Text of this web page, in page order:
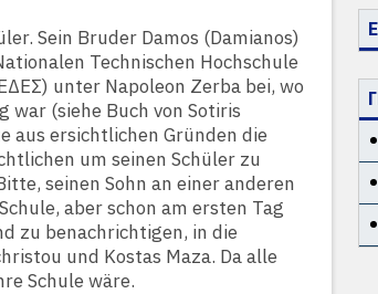
Sein Bruder Damos (Damianos)
Technischen Hochschule
unter Napoleon Zerba bei, wo
war (siehe Buch von Sotiris
aus ersichtlichen Gründen die
um seinen Schüler zu
seinen Sohn an einer anderen
aber schon am ersten Tag
zu benachrichtigen, in die
und Kostas Maza. Da alle
Schule wäre.